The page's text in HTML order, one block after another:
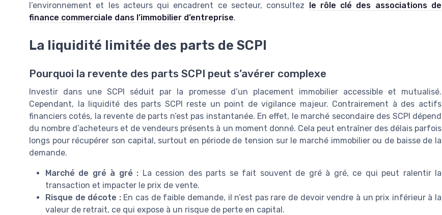
l’environnement et les acteurs qui encadrent ce secteur, consultez
le rôle clé des associations de
finance commerciale dans l’immobilier d’entreprise.
La liquidité limitée des parts de SCPI
Pourquoi la revente des parts SCPI peut s’avérer complexe
Investir dans une SCPI séduit par la promesse d’un placement immobilier accessible et mutualisé.
Cependant, la liquidité des parts SCPI reste un point de vigilance majeur. Contrairement à des actifs
financiers cotés, la revente de parts n’est pas instantanée. En effet, le marché secondaire des SCPI dépend
du nombre d’acheteurs et de vendeurs présents à un moment donné. Cela peut entraîner des délais parfois
longs pour récupérer son capital, surtout en période de tension sur le marché immobilier ou de baisse de la
demande.
Marché de gré à gré : La cession des parts se fait souvent de gré à gré, ce qui peut ralentir la
transaction et impacter le prix de vente.
Risque de décote :En cas de faible demande, il n’est pas rare de devoir vendre à un prix inférieur à la
valeur de retrait, ce qui expose à un risque de perte en capital.